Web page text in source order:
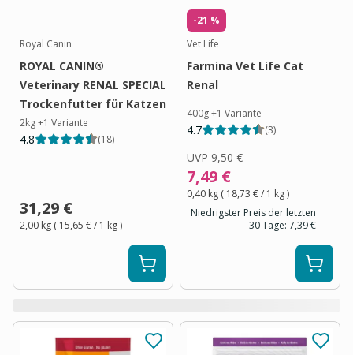
Royal Canin
ROYAL CANIN®
Veterinary RENAL SPECIAL
Trockenfutter für Katzen
2kg+1 Variante
4.8 (18)
31,29 €
2,00 kg ( 15,65 €/ 1 kg)
-21 %
Vet Life
Farmina Vet Life Cat
Renal
400g+1 Variante
4.7 (3)
UVP 9,50 €
7,49 €
0,40 kg ( 18,73 €/ 1 kg)
Niedrigster Preis der letzten
30 Tage: 7,39 €